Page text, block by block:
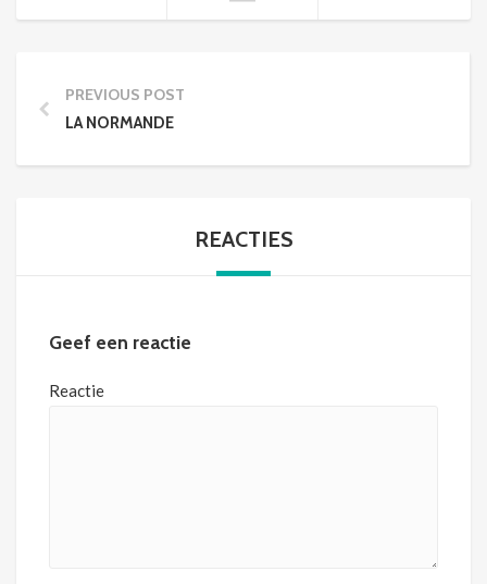
PREVIOUS POST
LA NORMANDE
REACTIES
Geef een reactie
Reactie